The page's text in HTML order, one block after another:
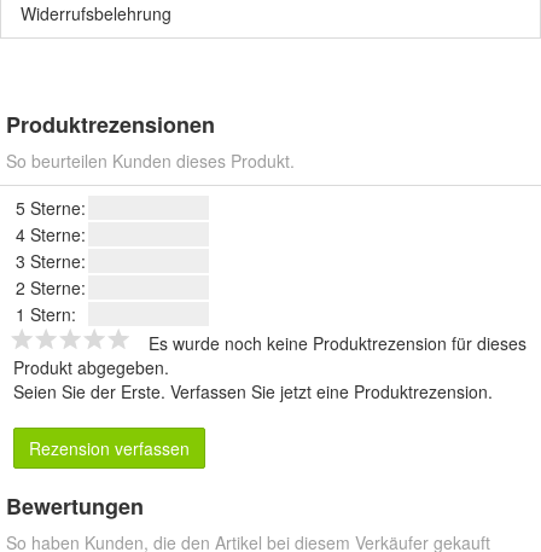
Widerrufsbelehrung
Produktrezensionen
So beurteilen Kunden dieses Produkt.
5 Sterne:
4 Sterne:
3 Sterne:
2 Sterne:
1 Stern:
Es wurde noch keine Produktrezension für dieses
Produkt abgegeben.
Seien Sie der Erste. Verfassen Sie jetzt eine Produktrezension.
Rezension verfassen
Bewertungen
So haben Kunden, die den Artikel bei diesem Verkäufer gekauft